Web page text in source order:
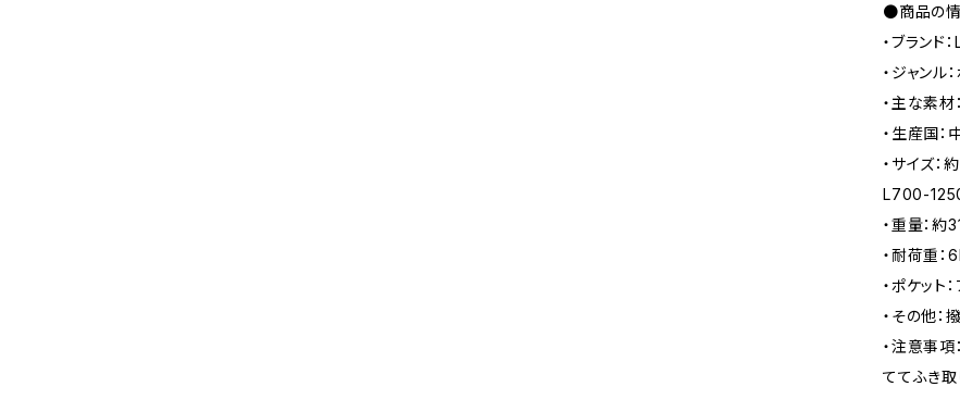
●商品の
・ブランド
・ジャンル
・主な素
・生産国：
・サイズ
L700-
・重量：約
・耐荷重：
・ポケット
・その他：
・注意事
ててふき